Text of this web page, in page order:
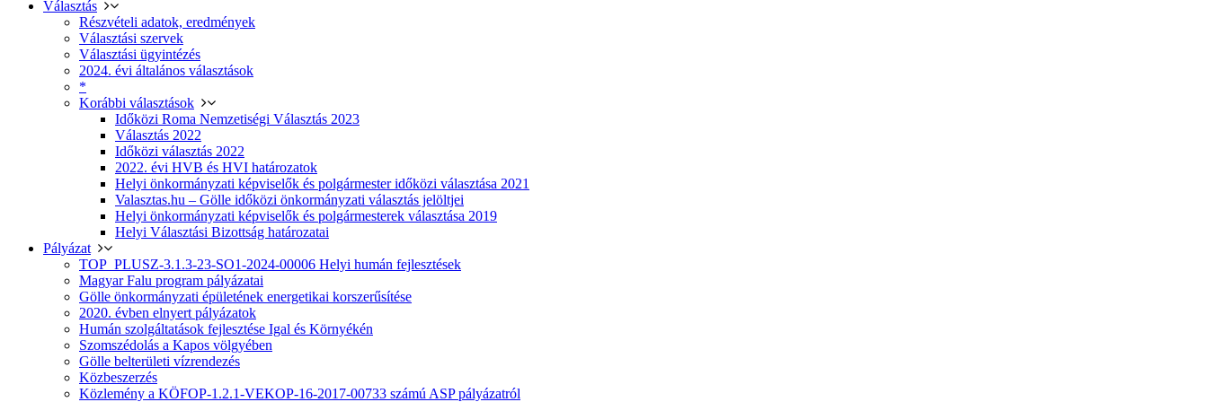
Választás
Részvételi adatok, eredmények
Választási szervek
Választási ügyintézés
2024. évi általános választások
*
Korábbi választások
Időközi Roma Nemzetiségi Választás 2023
Választás 2022
Időközi választás 2022
2022. évi HVB és HVI határozatok
Helyi önkormányzati képviselők és polgármester időközi választása 2021
Valasztas.hu – Gölle időközi önkormányzati választás jelöltjei
Helyi önkormányzati képviselők és polgármesterek választása 2019
Helyi Választási Bizottság határozatai
Pályázat
TOP_PLUSZ-3.1.3-23-SO1-2024-00006 Helyi humán fejlesztések
Magyar Falu program pályázatai
Gölle önkormányzati épületének energetikai korszerűsítése
2020. évben elnyert pályázatok
Humán szolgáltatások fejlesztése Igal és Környékén
Szomszédolás a Kapos völgyében
Gölle belterületi vízrendezés
Közbeszerzés
Közlemény a KÖFOP-1.2.1-VEKOP-16-2017-00733 számú ASP pályázatról